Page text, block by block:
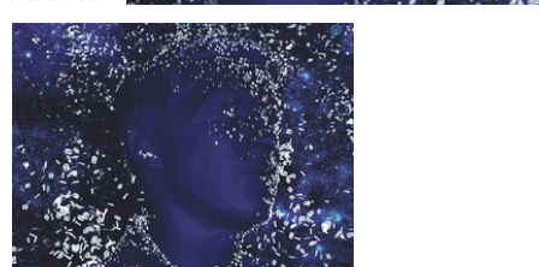
« Dr Wertham / L’homme qui étudia les tueurs en série » - Un Métier à Risque !
Assassin's Creed Black Flag Resynced
« Le Vent dand les Saules » - Une Belle Histoire !
« Damn Them All » - Un duo de Choc !
Yoshi and the mysterious book